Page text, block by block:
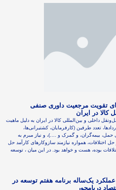
تقویت مرجعیت داوری صنفی
کالا در ایران
داخلی و بین‌المللی کالا در ایران به دلیل ماهیت
تعدد طرفین (کارفرمایان، کشتیرانی‌ها،
بیمه‌گران، و گمرک و ….)، و نیاز مبرم به
اختلافات، همواره نیازمند سازوکارهای کارآمد حل
بوده، هست و خواهد بود. در این میان ، توسعه
عملکرد یک‌ساله برنامه هفتم توسعه در
دریامحور